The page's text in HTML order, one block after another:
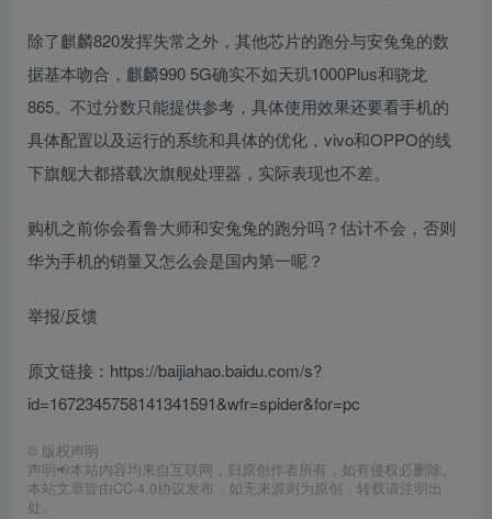
除了麒麟820发挥失常之外，其他芯片的跑分与安兔兔的数
据基本吻合，麒麟990 5G确实不如天玑1000Plus和骁龙
865。不过分数只能提供参考，具体使用效果还要看手机的
具体配置以及运行的系统和具体的优化，vivo和OPPO的线
下旗舰大都搭载次旗舰处理器，实际表现也不差。
购机之前你会看鲁大师和安兔兔的跑分吗？估计不会，否则
华为手机的销量又怎么会是国内第一呢？
举报/反馈
原文链接：https://baijiahao.baidu.com/s?
id=1672345758141341591&wfr=spider&for=pc
© 版权声明
声明📢本站内容均来自互联网，归原创作者所有，如有侵权必删除。
本站文章皆由CC-4.0协议发布，如无来源则为原创，转载请注明出
处。